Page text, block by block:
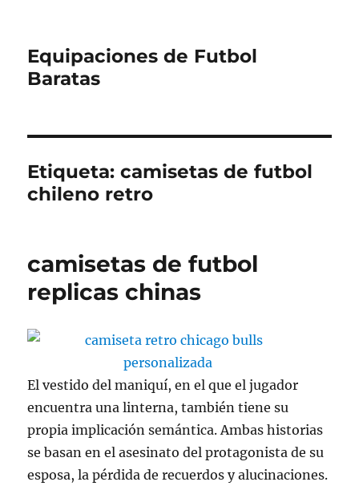
Equipaciones de Futbol
Baratas
Etiqueta:camisetas de futbol
chileno retro
camisetas de futbol
replicas chinas
El vestido del maniquí, en el que el jugador
encuentra una linterna, también tiene su
propia implicación semántica. Ambas historias
se basan en el asesinato del protagonista de su
esposa, la pérdida de recuerdos y alucinaciones.